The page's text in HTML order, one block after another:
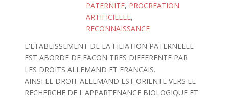
PATERNITE, PROCREATION
ARTIFICIELLE,
RECONNAISSANCE
L'ETABLISSEMENT DE LA FILIATION PATERNELLE
EST ABORDE DE FACON TRES DIFFERENTE PAR
LES DROITS ALLEMAND ET FRANCAIS.
AINSI LE DROIT ALLEMAND EST ORIENTE VERS LE
RECHERCHE DE L'APPARTENANCE BIOLOGIQUE ET